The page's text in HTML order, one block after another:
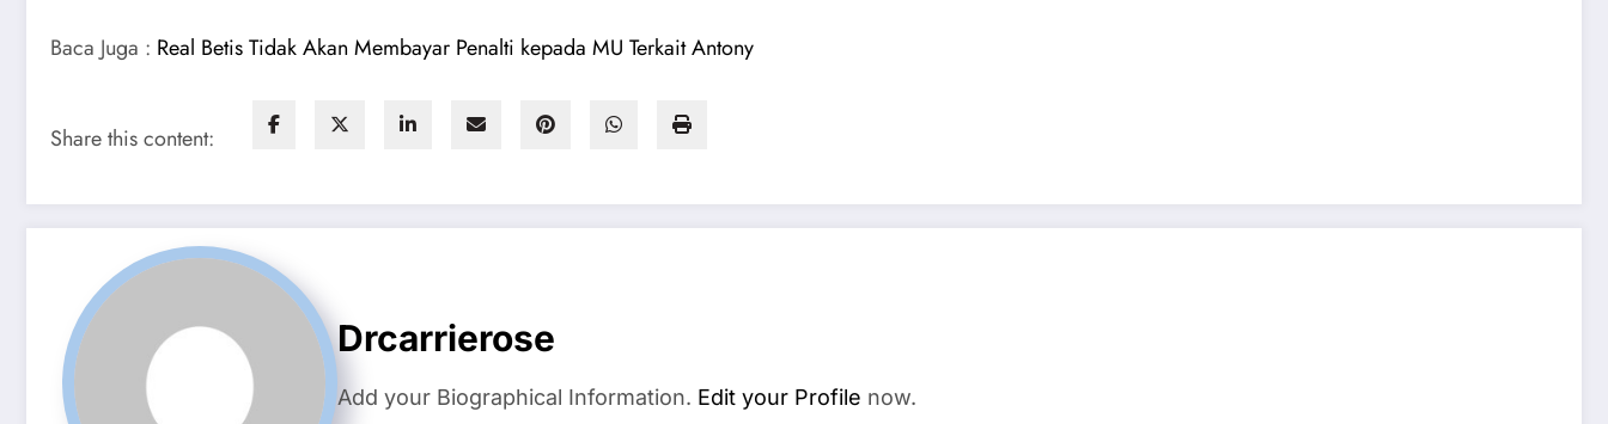
Baca Juga : Real Betis Tidak Akan Membayar Penalti kepada MU Terkait Antony
Share this content:
Drcarrierose
Add your Biographical Information. Edit your Profile now.